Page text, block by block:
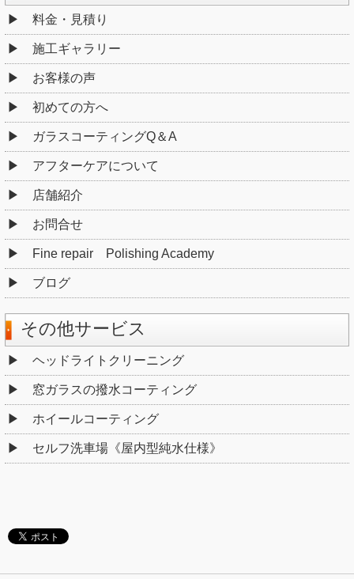
料金・見積り
施工ギャラリー
お客様の声
初めての方へ
ガラスコーティングQ＆A
アフターケアについて
店舗紹介
お問合せ
Fine repair Polishing Academy
ブログ
その他サービス
ヘッドライトクリーニング
窓ガラスの撥水コーティング
ホイールコーティング
セルフ洗車場《屋内型純水仕様》